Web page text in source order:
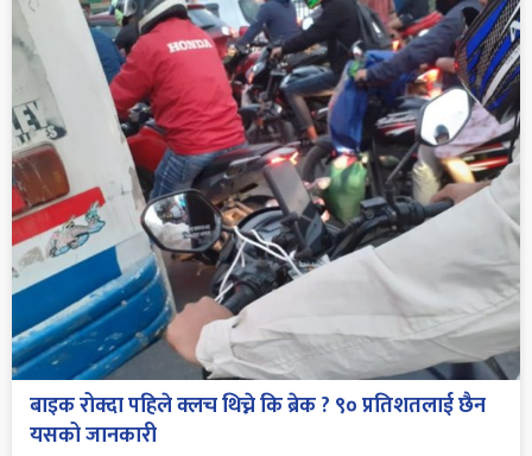
बाइक रोक्दा पहिले क्लच थिच्ने कि ब्रेक ? ९० प्रतिशतलाई छैन
यसको जानकारी